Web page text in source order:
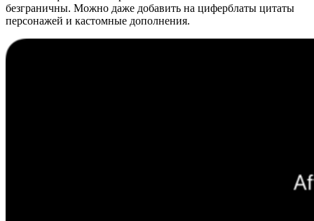
безграничны. Можно даже добавить на циферблаты цитаты
персонажей и кастомные дополнения.